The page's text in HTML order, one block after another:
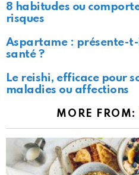
8 habitudes ou
risques
Aspartame : présente-
santé ?
Le reishi, efficace pour
maladies ou affections
MORE FROM: